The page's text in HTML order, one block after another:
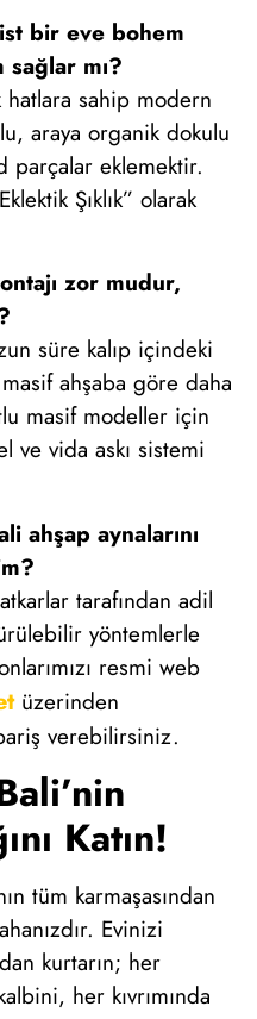
bir eve bohem
mı?
hatlara sahip modern
araya organik dokulu
parçalar eklemektir.
Şıklık” olarak
zor mudur,
süre kalıp içindeki
ahşaba göre daha
masif modeller için
ve vida askı sistemi
ahşap aynalarını
tarafından adil
yöntemlerle
resmi web
üzerinden
verebilirsiniz.
Katın!
tüm karmaşasından
Evinizi
kurtarın; her
her kıvrımında